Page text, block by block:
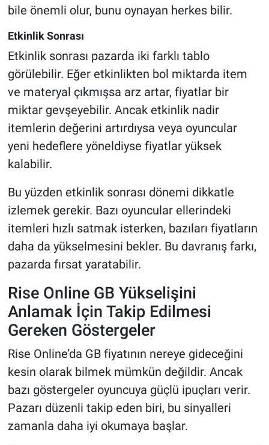
bile önemli olur, bunu oynayan herkes bilir.
Etkinlik Sonrası
Etkinlik sonrası pazarda iki farklı tablo
görülebilir. Eğer etkinlikten bol miktarda item
ve materyal çıkmışsa arz artar, fiyatlar bir
miktar gevşeyebilir. Ancak etkinlik nadir
itemlerin değerini artırdıysa veya oyuncular
yeni hedeflere yöneldiyse fiyatlar yüksek
kalabilir.
Bu yüzden etkinlik sonrası dönemi dikkatle
izlemek gerekir. Bazı oyuncular ellerindeki
itemleri hızlı satmak isterken, bazıları fiyatların
daha da yükselmesini bekler. Bu davranış farkı,
pazarda fırsat yaratabilir.
Rise Online GB Yükselişini
Anlamak İçin Takip Edilmesi
Gereken Göstergeler
Rise Online’da GB fiyatının nereye gideceğini
kesin olarak bilmek mümkün değildir. Ancak
bazı göstergeler oyuncuya güçlü ipuçları verir.
Pazarı düzenli takip eden biri, bu sinyalleri
zamanla daha iyi okumaya başlar.